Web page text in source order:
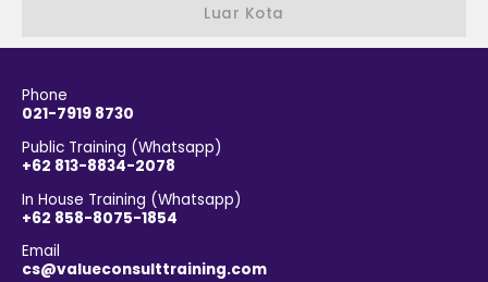
Luar Kota
Phone
021-7919 8730
Public Training (Whatsapp)
+62 813-8834-2078
In House Training (Whatsapp)
+62 858-8075-1854
Email
cs@valueconsulttraining.com